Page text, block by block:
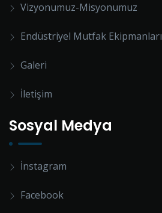
Vizyonumuz-Misyonumuz
Endüstriyel Mutfak Ekipmanları
Galeri
İletişim
Sosyal Medya
İnstagram
Facebook